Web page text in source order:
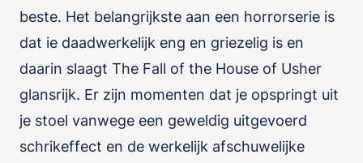
beste. Het belangrijkste aan een horrorserie is
dat ie daadwerkelijk eng en griezelig is en
daarin slaagt The Fall of the House of Usher
glansrijk. Er zijn momenten dat je opspringt uit
je stoel vanwege een geweldig uitgevoerd
schrikeffect en de werkelijk afschuwelijke